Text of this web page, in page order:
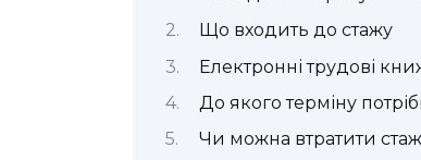
Що входить до стажу
Електронні трудові
До якого терміну
Чи можна втратити стаж